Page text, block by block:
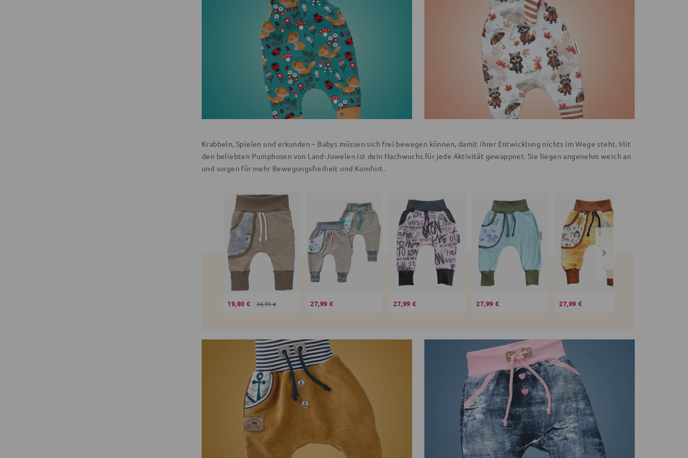
Krabbeln, Spielen und erkunden – Babys müssen sich frei bewegen können, damit ihrer Entwicklung nichts im Wege steht. Mit
den beliebten Pumphosen von Land-Juwelen ist dein Nachwuchs für jede Aktivität gewappnet. Sie liegen angenehm weich an
und sorgen für mehr Bewegungsfreiheit und Komfort.
19,80 € 34,99 € 27,99 € 27,99 € 27,99 € 27,99 €